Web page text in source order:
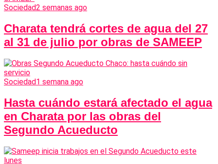
Sociedad2 semanas ago
Charata tendrá cortes de agua del 27
al 31 de julio por obras de SAMEEP
Sociedad1 semana ago
Hasta cuándo estará afectado el agua
en Charata por las obras del
Segundo Acueducto